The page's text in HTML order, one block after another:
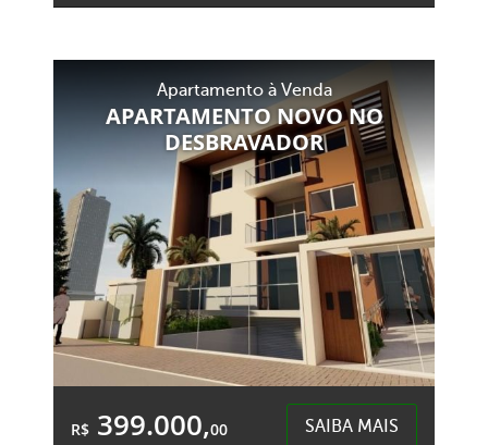
154,65m²
Área Privativa:
106,00m²
Centro - Chapecó
Apartamento à Venda
APARTAMENTO NOVO NO
DESBRAVADOR
R$ 399.000,00 SAIBA MAIS